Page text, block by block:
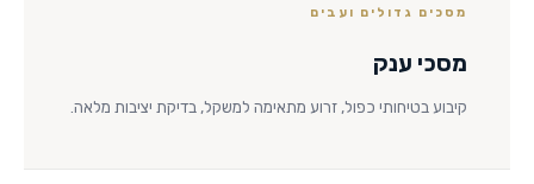
מסכים גדולים ועבים
מסכי ענק
קיבוע בטיחותי כפול, זרוע מתאימה למשקל, בדיקת יציבות מלאה.